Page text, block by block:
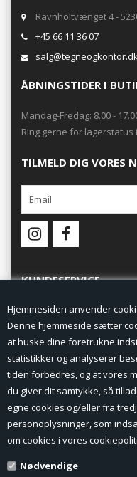
Denne hjemmeside sætter
at huske dine foretrukne
statistikker og analyserer
tiden forbedres, og at vores
du giver dit samtykke, så
egne cookies og/eller fra
personoplysninger, som
om cookies i vores
Nødvendige
Ravnholtvænget 4 -
+45 66 11 36 07
ÅBNINGSTIDER I
Mandag-Fredag: 8.00 -
Ring gerne for
TILMELD DIG VORES
KUNDESERVICE
Forside
Min Konto
Nyheder
Vilkår og betingelser
Profil
Erhverv log ind (B2B)